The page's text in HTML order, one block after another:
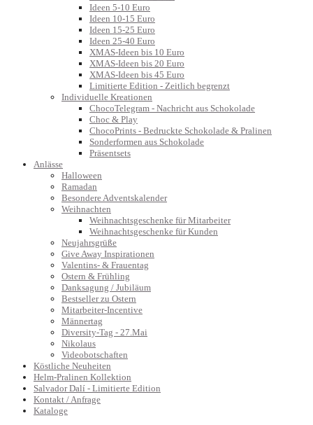
Ideen 5-10 Euro
Ideen 10-15 Euro
Ideen 15-25 Euro
Ideen 25-40 Euro
XMAS-Ideen bis 10 Euro
XMAS-Ideen bis 20 Euro
XMAS-Ideen bis 45 Euro
Limitierte Edition - Zeitlich begrenzt
Individuelle Kreationen
ChocoTelegram - Nachricht aus Schokolade
Choc & Play
ChocoPrints - Bedruckte Schokolade & Pralinen
Sonderformen aus Schokolade
Präsentsets
Anlässe
Halloween
Ramadan
Besondere Adventskalender
Weihnachten
Weihnachtsgeschenke für Mitarbeiter
Weihnachtsgeschenke für Kunden
Neujahrsgrüße
Give Away Inspirationen
Valentins- & Frauentag
Ostern & Frühling
Danksagung / Jubiläum
Bestseller zu Ostern
Mitarbeiter-Incentive
Männertag
Diversity-Tag - 27.Mai
Nikolaus
Videobotschaften
Köstliche Neuheiten
Helm-Pralinen Kollektion
Salvador Dalí - Limitierte Edition
Kontakt / Anfrage
Kataloge